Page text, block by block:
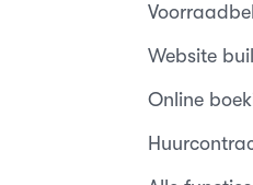
Website
Online